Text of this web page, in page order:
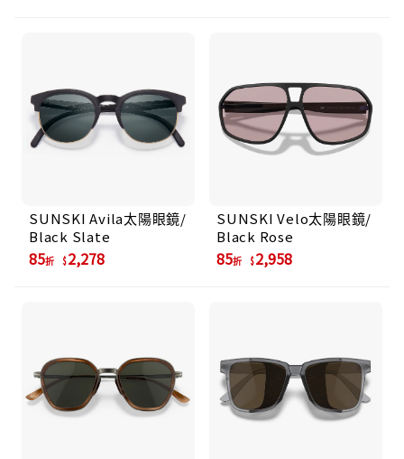
SUNSKI Avila太陽眼鏡/
Black Slate
85折 2,278
SUNSKI Velo太陽眼鏡/
Black Rose
85折 2,958